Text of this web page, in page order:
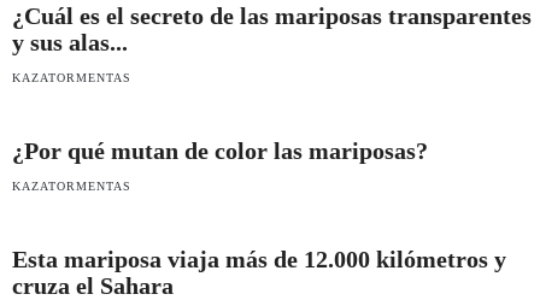
¿Cuál es el secreto de las mariposas transparentes
y sus alas...
KAZATORMENTAS
¿Por qué mutan de color las mariposas?
KAZATORMENTAS
Esta mariposa viaja más de 12.000 kilómetros y
cruza el Sahara